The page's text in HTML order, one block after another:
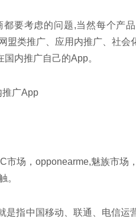
要考虑的问题,当然每个产
盟类推广、应用内推广、社会
内推广自己的App。
市场，opponearme,魅族市场
。
是指中国移动、联通、电信运